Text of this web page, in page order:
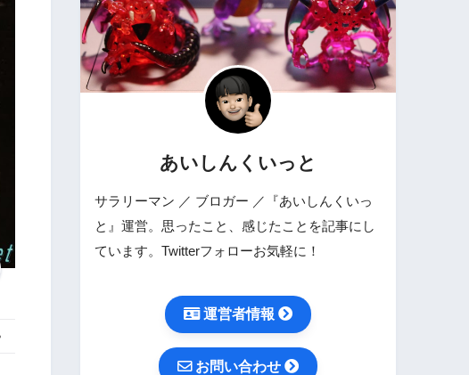
あいしんくいっと
サラリーマン ／ ブロガー ／『あいしんくいっ
と』運営。思ったこと、感じたことを記事にし
ています。Twitterフォローお気軽に！
運営者情報
お問い合わせ